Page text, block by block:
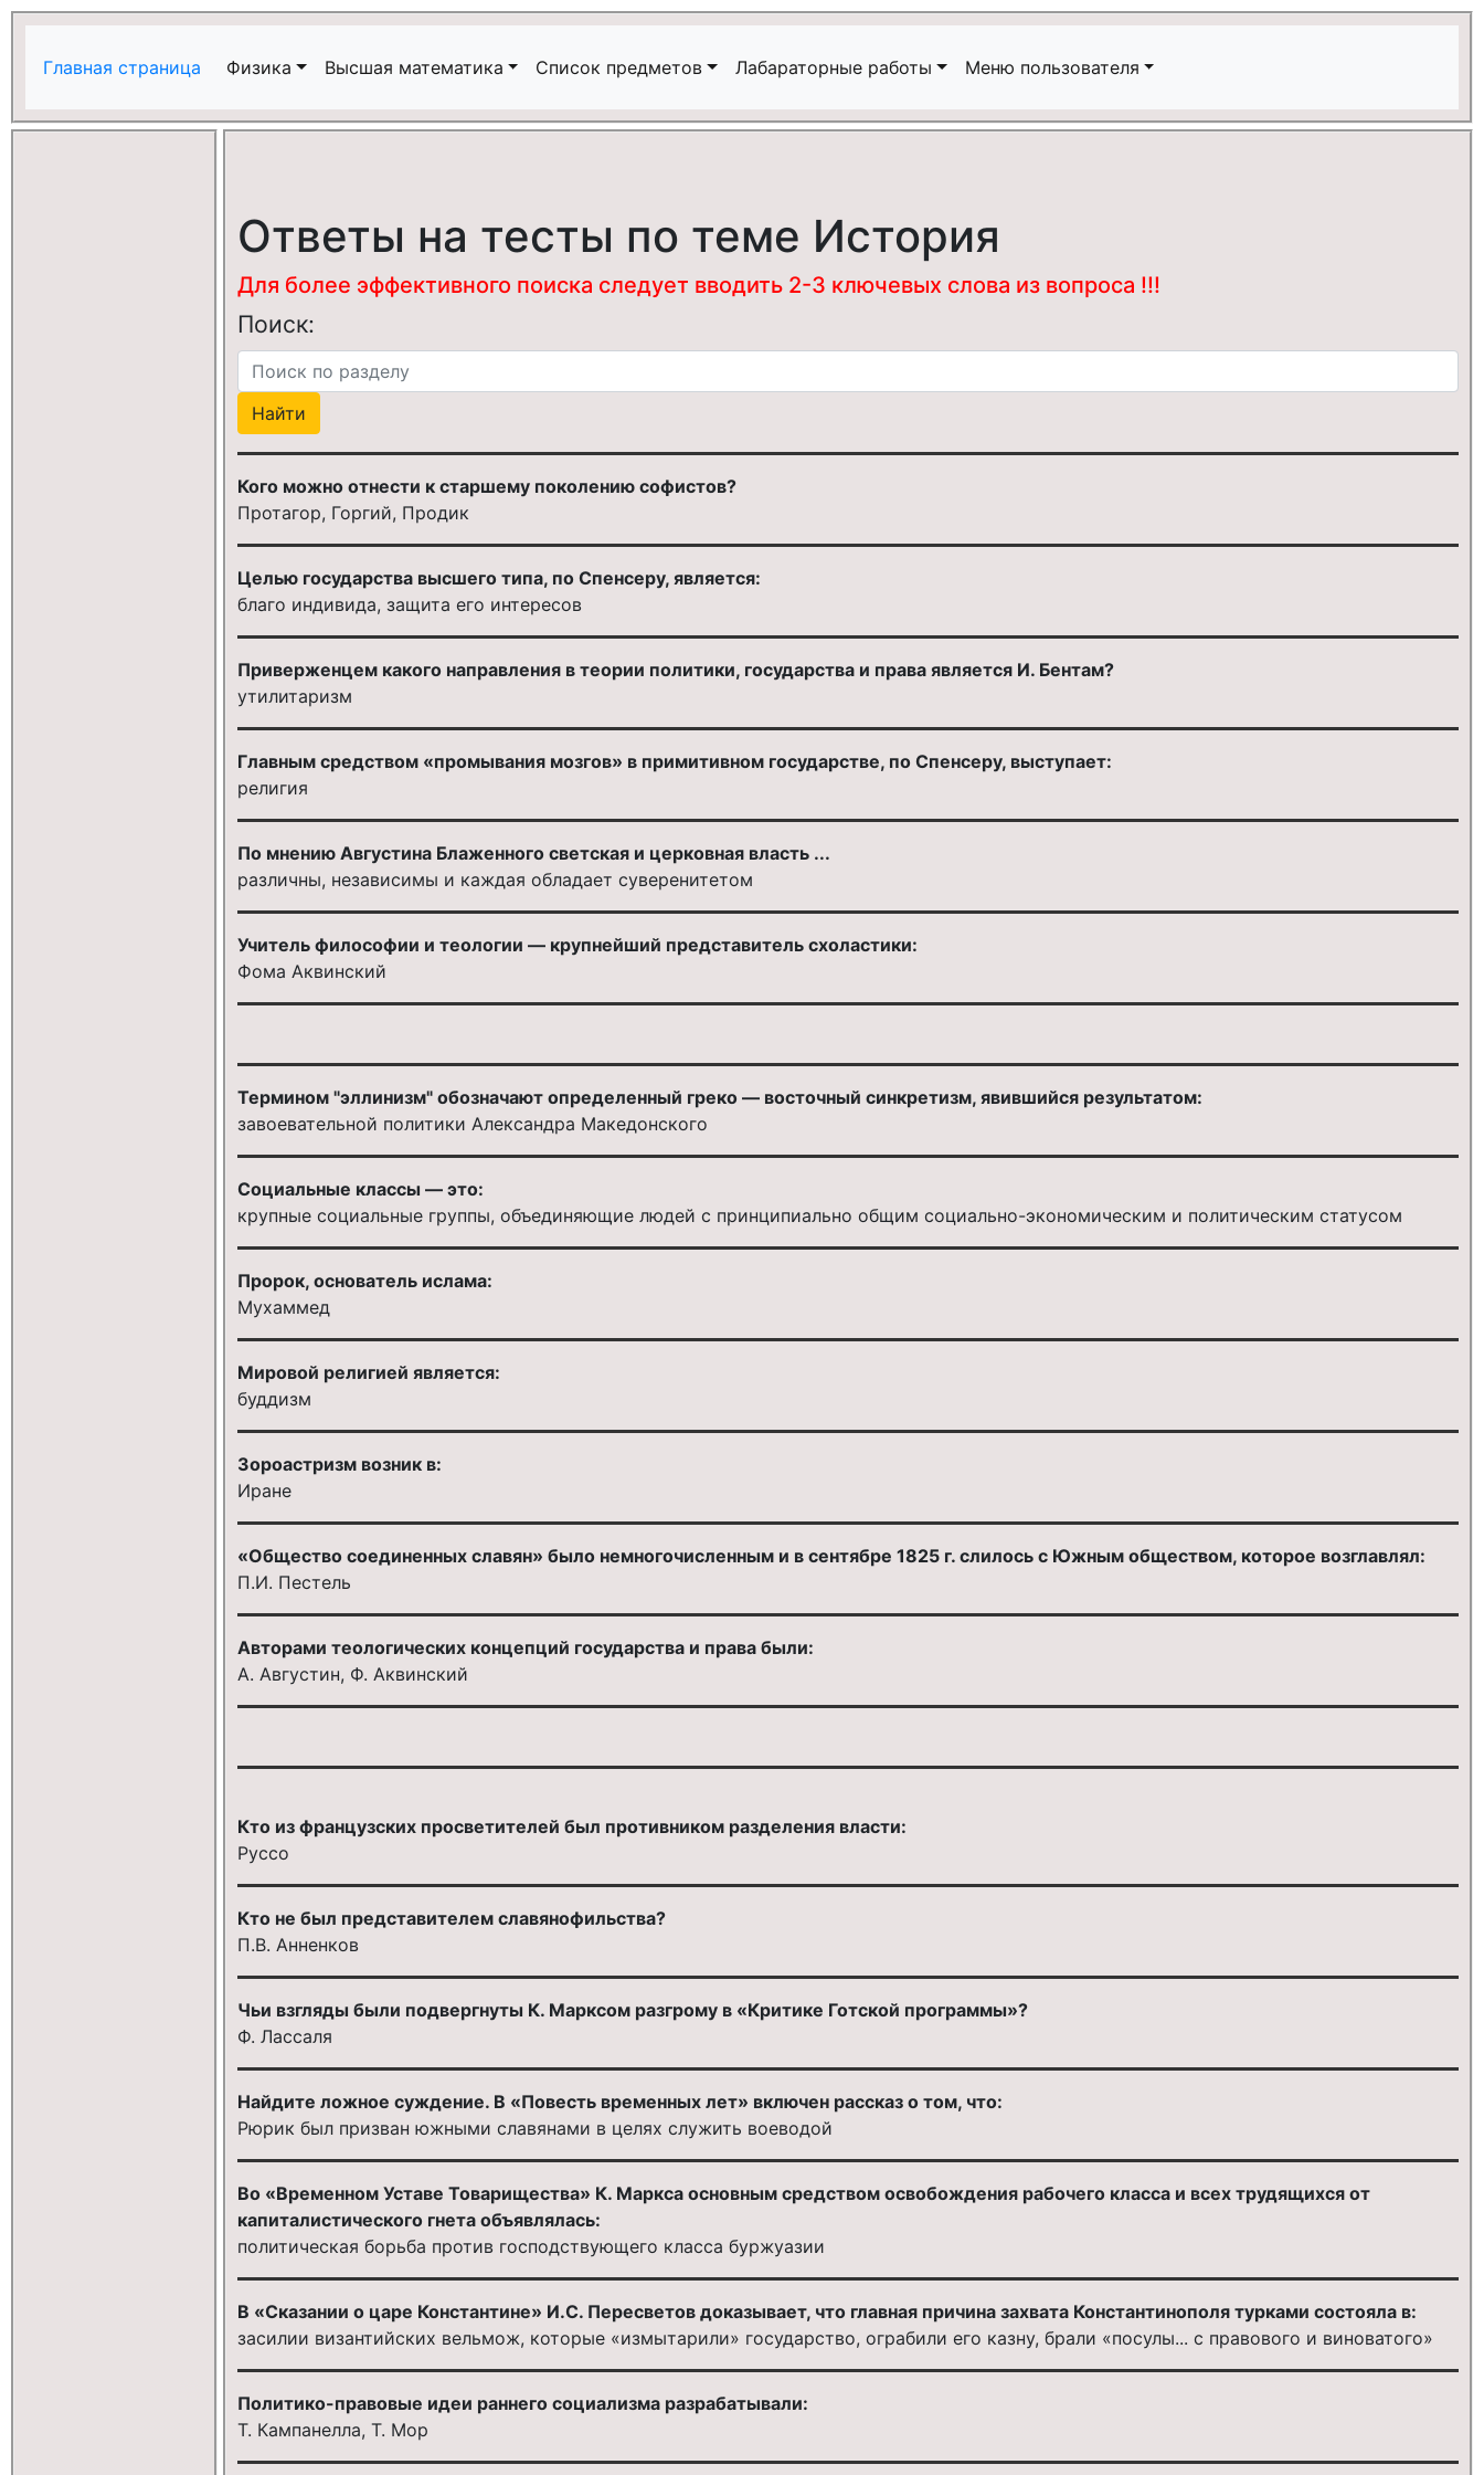
Главная страница Физика Высшая математика Список предметов Лабараторные работы Меню пользователя
Ответы на тесты по теме История
Для более эффективного поиска следует вводить 2-3 ключевых слова из вопроса !!!
Поиск:
Кого можно отнести к старшему поколению софистов?
Протагор, Горгий, Продик
Целью государства высшего типа, по Спенсеру, является:
благо индивида, защита его интересов
Приверженцем какого направления в теории политики, государства и права является И. Бентам?
утилитаризм
Главным средством «промывания мозгов» в примитивном государстве, по Спенсеру, выступает:
религия
По мнению Августина Блаженного светская и церковная власть ...
различны, независимы и каждая обладает суверенитетом
Учитель философии и теологии — крупнейший представитель схоластики:
Фома Аквинский
Термином "эллинизм" обозначают определенный греко — восточный синкретизм, явившийся результатом:
завоевательной политики Александра Македонского
Социальные классы — это:
крупные социальные группы, объединяющие людей с принципиально общим социально-экономическим и политическим статусом
Пророк, основатель ислама:
Мухаммед
Мировой религией является:
буддизм
Зороастризм возник в:
Иране
«Общество соединенных славян» было немногочисленным и в сентябре 1825 г. слилось с Южным обществом, которое возглавлял:
П.И. Пестель
Авторами теологических концепций государства и права были:
А. Августин, Ф. Аквинский
Кто из французских просветителей был противником разделения власти:
Руссо
Кто не был представителем славянофильства?
П.В. Анненков
Чьи взгляды были подвергнуты К. Марксом разгрому в «Критике Готской программы»?
Ф. Лассаля
Найдите ложное суждение. В «Повесть временных лет» включен рассказ о том, что:
Рюрик был призван южными славянами в целях служить воеводой
Во «Временном Уставе Товарищества» К. Маркса основным средством освобождения рабочего класса и всех трудящихся от
капиталистического гнета объявлялась:
политическая борьба против господствующего класса буржуазии
В «Сказании о царе Константине» И.С. Пересветов доказывает, что главная причина захвата Константинополя турками состояла в:
засилии византийских вельмож, которые «измытарили» государство, ограбили его казну, брали «посулы... с правового и виноватого»
Политико-правовые идеи раннего социализма разрабатывали:
Т. Кампанелла, Т. Мор